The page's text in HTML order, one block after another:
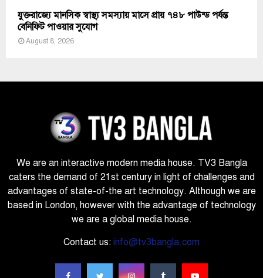
যুক্তরাজ্যে মানসিক স্বাস্থ্য সমস্যায় মাসে প্রায় ৭৪৮ পাউন্ড পর্যন্ত
বেনিফিট পাওয়ার সুযোগ
August 8, 2026
We are an interactive modern media house. TV3 Bangla
caters the demand of 21st century in light of challenges and
advantages of state-of-the art technology. Although we are
based in London, however with the advantage of technology
we are a global media house.
Contact us: info@tv3bangla.com